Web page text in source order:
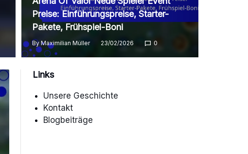
Preise: Einführungspreise, Starter-
Pakete, Frühspiel-Boni
By Maximilian Müller 23/02/2026 0
Links
Unsere Geschichte
Kontakt
Blogbeiträge